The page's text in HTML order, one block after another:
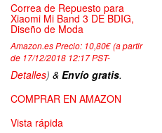
Correa de Repuesto para
Xiaomi Mi Band 3 DE BDIG,
Diseño de Moda
Amazon.es Precio: 10,80€(a partir
de 17/12/2018 12:17 PST-
Detalles) & Envío gratis.
COMPRAR EN AMAZON
Vista rápida